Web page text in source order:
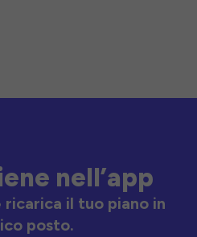
nell’app
ricarica il tuo piano in
posto.